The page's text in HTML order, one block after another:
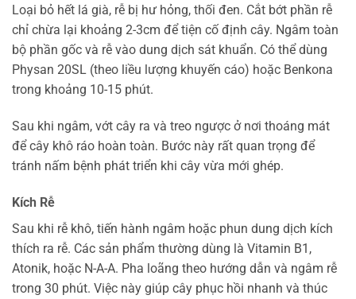
Loại bỏ hết lá già, rễ bị hư hỏng, thối đen. Cắt bớt phần rễ
chỉ chừa lại khoảng 2-3cm để tiện cố định cây. Ngâm toàn
bộ phần gốc và rễ vào dung dịch sát khuẩn. Có thể dùng
Physan 20SL (theo liều lượng khuyến cáo) hoặc Benkona
trong khoảng 10-15 phút.
Sau khi ngâm, vớt cây ra và treo ngược ở nơi thoáng mát
để cây khô ráo hoàn toàn. Bước này rất quan trọng để
tránh nấm bệnh phát triển khi cây vừa mới ghép.
Kích Rễ
Sau khi rễ khô, tiến hành ngâm hoặc phun dung dịch kích
thích ra rễ. Các sản phẩm thường dùng là Vitamin B1,
Atonik, hoặc N-A-A. Pha loãng theo hướng dẫn và ngâm rễ
trong 30 phút. Việc này giúp cây phục hồi nhanh và thúc